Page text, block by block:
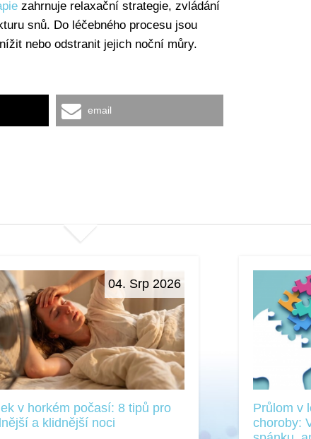
zahrnuje relaxační strategie, zvládání
snů. Do léčebného procesu jsou
nebo odstranit jejich noční můry.
email
04. Srp 2026
v horkém počasí: 8 tipů pro
a klidnější noci
Průlom v
choroby: